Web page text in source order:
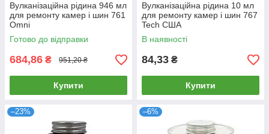
Вулканізаційна рідина 946 мл
для ремонту камер і шин 761
Omni
Готово до відправки
684,86 ₴ 951,20 ₴
Купити
Вулканізаційна рідина 10 мл
для ремонту камер і шин 767
Tech США
В наявності
84,33 ₴
Купити
–23% –6%